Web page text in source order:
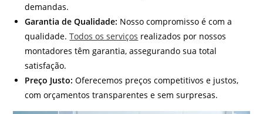
demandas.
Garantia de Qualidade: Nosso compromisso é com a
qualidade.Todos os serviços realizados por nossos
montadores têm garantia, assegurando sua total
satisfação.
Preço Justo: Oferecemos preços competitivos e justos,
com orçamentos transparentes e sem surpresas.